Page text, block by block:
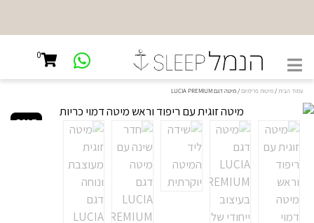
0
עמוד הבית/מיטות פרימיום/ מיטה דגם LUCIA PREMIUM
SALE